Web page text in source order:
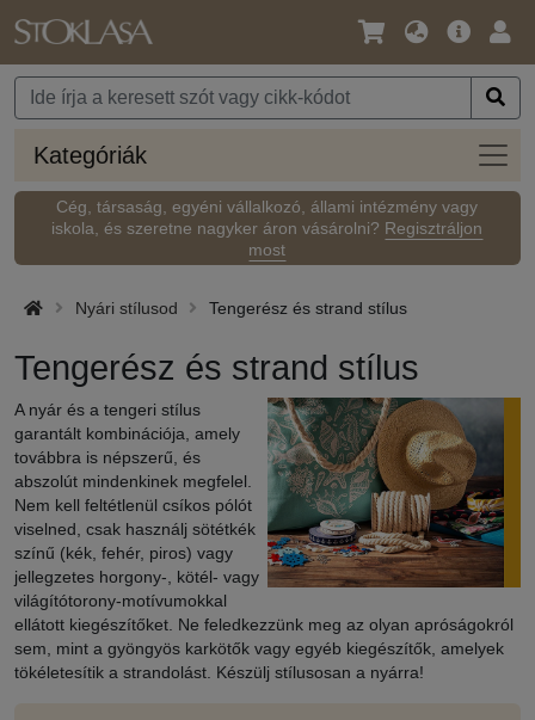
Nyelv
Pénznem
Fő
Kategóriák
Cég, társaság, egyéni vállalkozó, állami intézmény vagy
iskola, és szeretne nagyker áron vásárolni? Regisztráljon
most
Nyári stílusod Tengerész és strand stílus
Tengerész és strand stílus
A nyár és a tengeri stílus
garantált kombinációja, amely
továbbra is népszerű, és
abszolút mindenkinek megfelel.
Nem kell feltétlenül csíkos pólót
viselned, csak használj sötétkék
színű (kék, fehér, piros) vagy
jellegzetes horgony-, kötél- vagy
világítótorony-motívumokkal
ellátott kiegészítőket. Ne feledkezzünk meg az olyan apróságokról
sem, mint a gyöngyös karkötők vagy egyéb kiegészítők, amelyek
tökéletesítik a strandolást. Készülj stílusosan a nyárra!